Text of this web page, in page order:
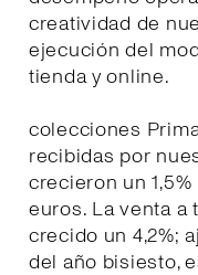
creatividad de
ejecución del
tienda y online.
colecciones
recibidas por
crecieron un
euros. La venta a
crecido un 4,2%;
del año bisiesto,